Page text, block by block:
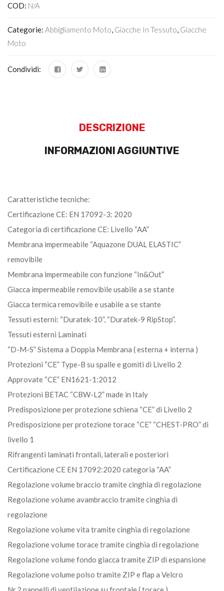
COD: N/A
Categorie: Abbigliamento Moto, Giacche In Tessuto, Giacche
Moto
Condividi:
DESCRIZIONE
INFORMAZIONI AGGIUNTIVE
Caratteristiche tecniche:
Certificazione CE: EN 17092-3: 2020
Categoria di certificazione CE: Livello “AA”
Membrana impermeabile “Aquazone DUAL ELASTIC”
removibile
Membrana impermeabile con funzione “In&Out”
Giacca impermeabile removibile usabile a se stante
Giacca termica removibile e usabile a se stante
Tessuti esterni: “Duratek-10”, “Duratek-9 RipStop”.
Tessuti esterni Laminati
“D-M-S” Sistema a Doppia Membrana ( esterna + interna )
Protezioni “CE” Type-B su spalle e gomiti di Livello 2
Approvate “CE” EN1621-1:2012
Protezioni BETAC “CBW-L2” made in Italy
Predisposizione per protezione schiena “CE” di Livello 2
Predisposizione per protezione torace “CE” “CHEST-PRO” di
livello 1
Rifrangenti laminati frontali, laterali e posteriori
Certificazione CE EN 17092:2020 categoria “AA”
Regolazione volume braccio tramite cinghia di regolazione
Regolazione volume avambraccio tramite cinghia di
regolazione
Regolazione volume vita tramite cinghia di regolazione
Regolazione volume torace tramite cinghia di regolazione
Regolazione volume fondo giacca tramite ZIP di espansione
Regolazione volume polso tramite ZIP e flap a Velcro